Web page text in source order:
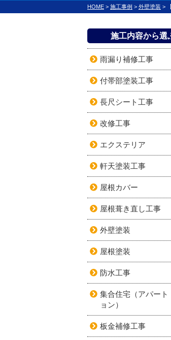
HOME > 施工事例 > 外壁塗装 >
施工内容から選
雨漏り補修工事
付帯部塗装工事
長尺シート工事
改修工事
エクステリア
軒天塗装工事
屋根カバー
屋根葺き直し工事
外壁塗装
屋根塗装
防水工事
集合住宅（アパート
ョン）
板金補修工事